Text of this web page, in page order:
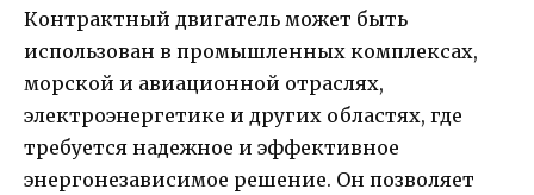
Контрактный двигатель может быть
использован в промышленных комплексах,
морской и авиационной отраслях,
электроэнергетике и других областях, где
требуется надежное и эффективное
энергонезависимое решение. Он позволяет